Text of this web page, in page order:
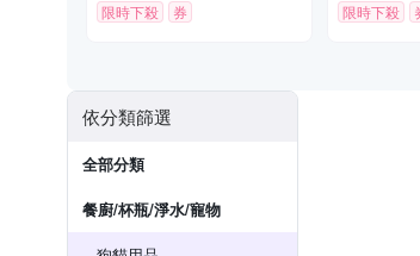
限時下殺 券 限時下殺
依分類篩選
全部分類
餐廚/杯瓶/淨水/寵物